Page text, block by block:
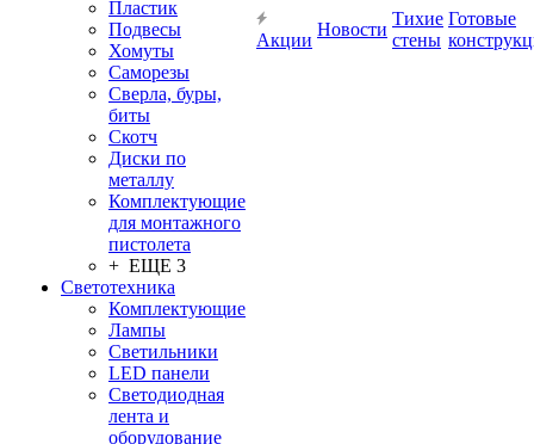
Пластик
Подвесы
Хомуты
Саморезы
Сверла, буры,
биты
Скотч
Диски по
металлу
Комплектующие
для монтажного
пистолета
+ ЕЩЕ 3
Светотехника
Комплектующие
Лампы
Светильники
LED панели
Светодиодная
лента и
оборудование
Акции
Новости
Тихие
стены
Готовые